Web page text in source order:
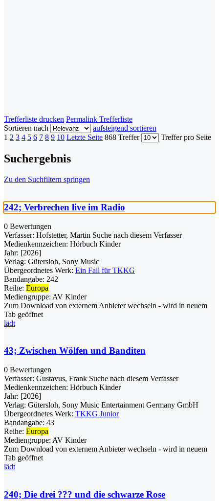
Trefferliste drucken Permalink Trefferliste
Sortieren nach
aufsteigend sortieren
1 2 3 4 5 6 7 8 9 10 Letzte Seite 868 Treffer Treffer pro Seite
Suchergebnis
Zu den Suchfiltern springen
242; Verbrechen live im Radio
0 Bewertungen
Verfasser: Hofstetter, Martin Suche nach diesem Verfasser
Medienkennzeichen: Hörbuch Kinder
Jahr: [2026]
Verlag: Gütersloh, Sony Music
Übergeordnetes Werk: Ein Fall für TKKG
Bandangabe: 242
Reihe: Europa
Mediengruppe: AV Kinder
Zum Download von externem Anbieter wechseln - wird in neuem
Tab geöffnet
lädt
43; Zwischen Wölfen und Banditen
0 Bewertungen
Verfasser: Gustavus, Frank Suche nach diesem Verfasser
Medienkennzeichen: Hörbuch Kinder
Jahr: [2026]
Verlag: Gütersloh, Sony Music Entertainment Germany GmbH
Übergeordnetes Werk: TKKG Junior
Bandangabe: 43
Reihe: Europa
Mediengruppe: AV Kinder
Zum Download von externem Anbieter wechseln - wird in neuem
Tab geöffnet
lädt
240; Die drei ??? und die schwarze Rose